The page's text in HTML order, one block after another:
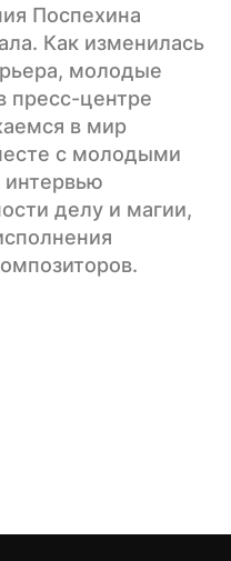
Поспехина
Как изменилась
молодые
пресс-центре
в мир
с молодыми
делу и магии,